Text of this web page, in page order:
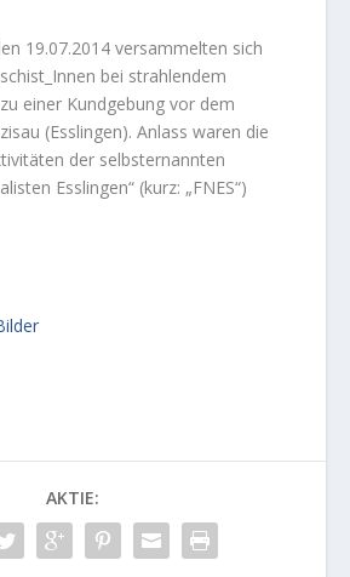
19.07.2014 versammelten sich
bei strahlendem
einer Kundgebung vor dem
(Esslingen). Anlass waren die
der selbsternannten
Esslingen“ (kurz: „FNES“)
AKTIE: